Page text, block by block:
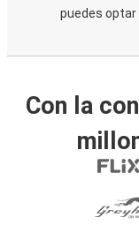
puedes
Con la